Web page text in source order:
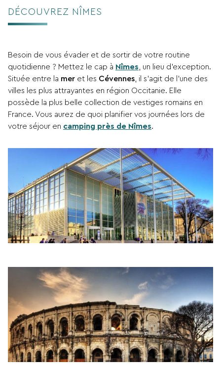
DÉCOUVREZ NÎMES
Besoin de vous évader et de sortir de votre routine
quotidienne ? Mettez le cap à Nîmes , un lieu d’exception.
Située entre la mer et les Cévennes , il s’agit de l’une des
villes les plus attrayantes en région Occitanie. Elle
possède la plus belle collection de vestiges romains en
France. Vous aurez de quoi planifier vos journées lors de
votre séjour en camping près de Nîmes.